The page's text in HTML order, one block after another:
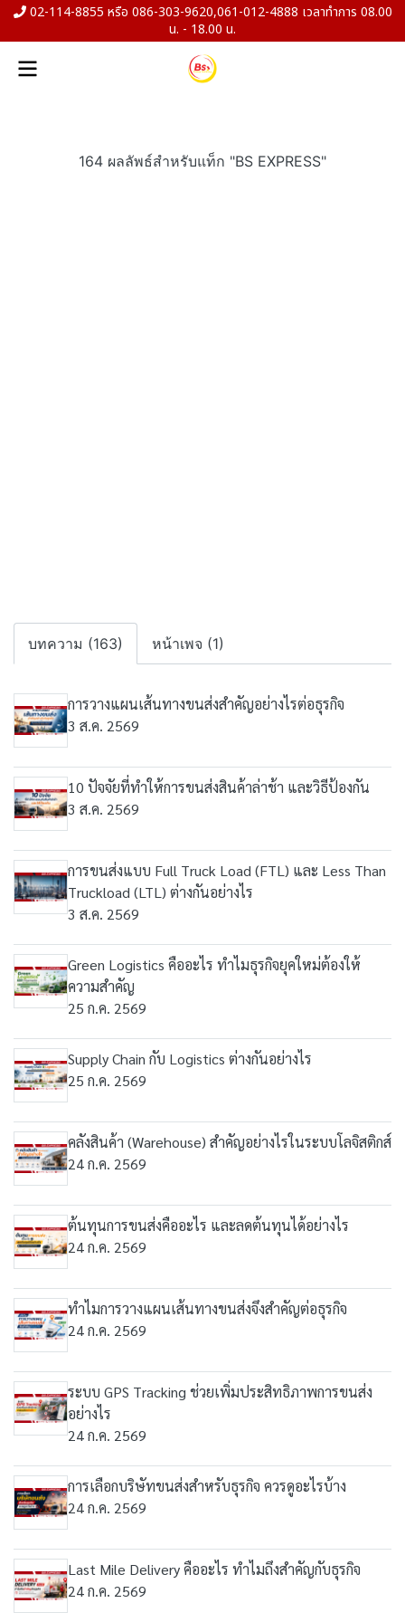
02-114-8855 หรือ 086-303-9620,061-012-4888 เวลาทำการ 08.00
น. - 18.00 น.
164 ผลลัพธ์สำหรับแท็ก "BS EXPRESS"
บทความ (163) หน้าเพจ (1)
การวางแผนเส้นทางขนส่งสำคัญอย่างไรต่อธุรกิจ
3 ส.ค. 2569
10 ปัจจัยที่ทำให้การขนส่งสินค้าล่าช้า และวิธีป้องกัน
3 ส.ค. 2569
การขนส่งแบบ Full Truck Load (FTL) และ Less Than
Truckload (LTL) ต่างกันอย่างไร
3 ส.ค. 2569
Green Logistics คืออะไร ทำไมธุรกิจยุคใหม่ต้องให้
ความสำคัญ
25 ก.ค. 2569
Supply Chain กับ Logistics ต่างกันอย่างไร
25 ก.ค. 2569
คลังสินค้า (Warehouse) สำคัญอย่างไรในระบบโลจิสติกส์
24 ก.ค. 2569
ต้นทุนการขนส่งคืออะไร และลดต้นทุนได้อย่างไร
24 ก.ค. 2569
ทำไมการวางแผนเส้นทางขนส่งจึงสำคัญต่อธุรกิจ
24 ก.ค. 2569
ระบบ GPS Tracking ช่วยเพิ่มประสิทธิภาพการขนส่ง
อย่างไร
24 ก.ค. 2569
การเลือกบริษัทขนส่งสำหรับธุรกิจ ควรดูอะไรบ้าง
24 ก.ค. 2569
Last Mile Delivery คืออะไร ทำไมถึงสำคัญกับธุรกิจ
24 ก.ค. 2569